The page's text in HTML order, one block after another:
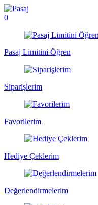
0
Pasaj Limitini Öğren
Siparişlerim
Favorilerim
Hediye Çeklerim
Değerlendirmelerim